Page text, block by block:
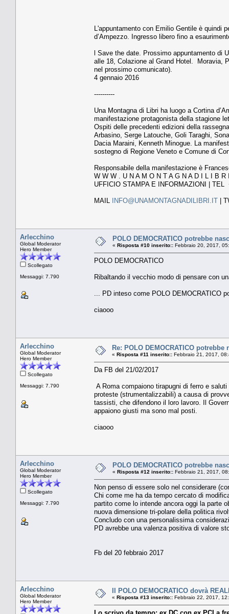
L'appuntamento con Emilio Gentile è quindi
d’Ampezzo. Ingresso libero fino a
l Save the date. Prossimo appuntamento di
alle 18, Colazione al Grand Hotel. Moravia,
nel prossimo comunicato).
4 gennaio 2016
----------
Una Montagna di Libri ha luogo a Cortina
manifestazione protagonista della stagione
Ospiti delle precedenti edizioni della
Arbasino, Serge Latouche, Goli Taraghi,
Dacia Maraini, Kenneth Minogue. La
sostegno di Regione Veneto e Comune di
Responsabile della manifestazione è
W W W . U N A M O N T A G N A D I L I B R
UFFICIO STAMPA E INFORMAZIONI | TEL
MAIL INFO@UNAMONTAGNADILIBRI.IT |
Arlecchino
Global Moderator
Hero Member
Scollegato
Messaggi: 7.790
POLO DEMOCRATICO potrebbe
« Risposta #10 inserito:: Febbraio 20, 2017,
POLO DEMOCRATICO
Ribaltando il vecchio modo di pensare con
... PD inteso come POLO DEMOCRATICO
ciaooo
Arlecchino
Global Moderator
Hero Member
Scollegato
Messaggi: 7.790
Re: POLO DEMOCRATICO
« Risposta #11 inserito:: Febbraio 21, 2017,
Da FB del 21/02/2017
A Roma compaiono tirapugni di ferro e
proteste (strumentalizzabili) a causa di
tassisti, che difendono il loro lavoro. Il
appaiono giusti ma sono mal posti.
ciaooo
Arlecchino
Global Moderator
Hero Member
Scollegato
Messaggi: 7.790
POLO DEMOCRATICO potrebbe
« Risposta #12 inserito:: Febbraio 21, 2017,
Non penso di essere solo nel considerare
Chi come me ha da tempo cercato di
partito come lo intende ancora oggi la parte
nuova dimensione tri-polare della politica
Concludo con una personalissima
PD avrebbe una valenza positiva di valore
Fb del 20 febbraio 2017
Arlecchino
Global Moderator
Hero Member
Il POLO DEMOCRATICO dovrà
« Risposta #13 inserito:: Febbraio 22, 2017,